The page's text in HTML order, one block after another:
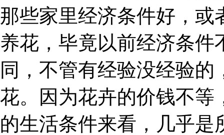
那些家里经济条件好，或
养花，毕竟以前经济条
同，不管有经验没经验
花。因为花卉的价钱不等
的生活条件来看，几乎